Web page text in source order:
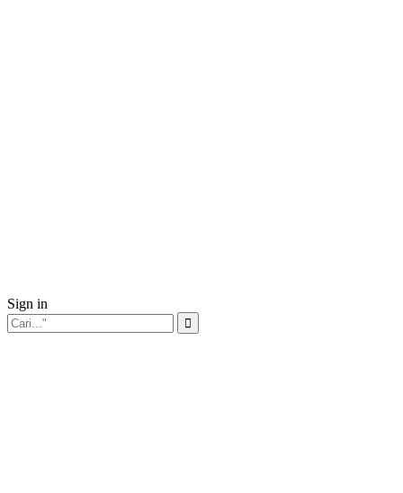
Sign in